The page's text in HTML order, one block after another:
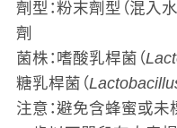
劑型 ：粉末劑型（混入
劑
菌株 ：嗜酸乳桿菌（
糖乳桿菌（
注意 ：避免含蜂蜜或